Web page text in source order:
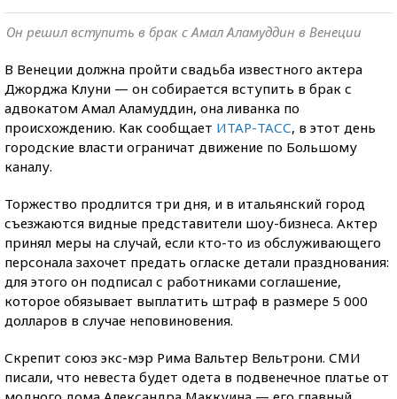
Он решил вступить в брак с Амал Аламуддин в Венеции
В Венеции должна пройти свадьба известного актера
Джорджа Клуни — он собирается вступить в брак с
адвокатом Амал Аламуддин, она ливанка по
происхождению. Как сообщает ИТАР-ТАСС, в этот день
городские власти ограничат движение по Большому
каналу.
Торжество продлится три дня, и в итальянский город
съезжаются видные представители шоу-бизнеса. Актер
принял меры на случай, если кто-то из обслуживающего
персонала захочет предать огласке детали празднования:
для этого он подписал с работниками соглашение,
которое обязывает выплатить штраф в размере 5 000
долларов в случае неповиновения.
Скрепит союз экс-мэр Рима Вальтер Вельтрони. СМИ
писали, что невеста будет одета в подвенечное платье от